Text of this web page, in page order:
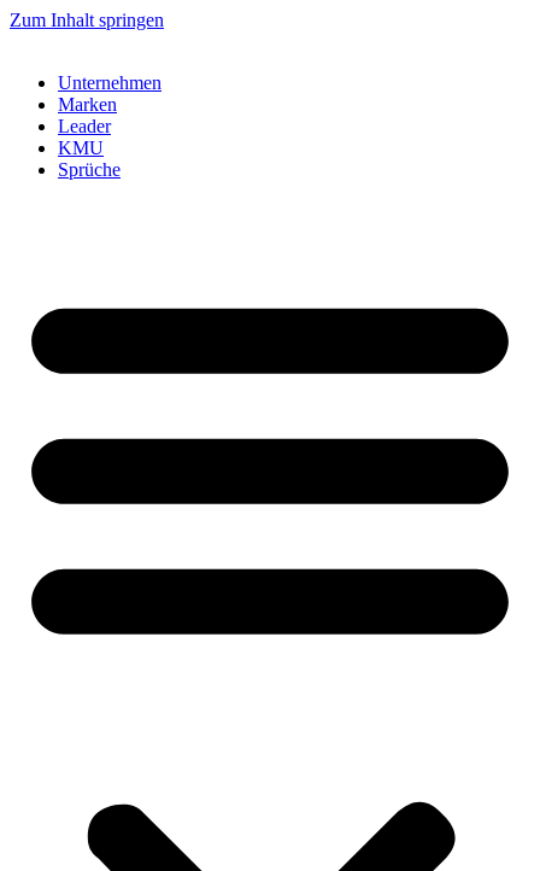
Zum Inhalt springen
Unternehmen
Marken
Leader
KMU
Sprüche